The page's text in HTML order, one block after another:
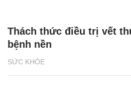
SỨC KHỎE
Thách thức điều trị vết
bệnh nền